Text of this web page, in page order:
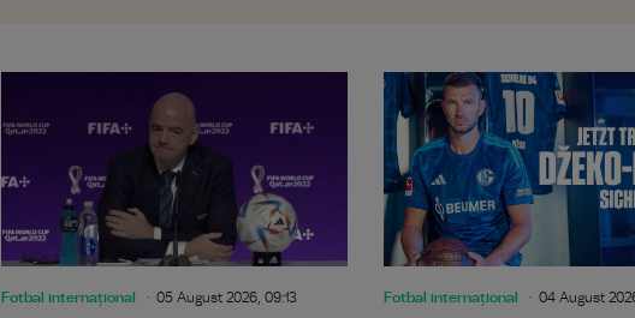
Gianni Infantino rămâne
Fotbal internațional 05 August 2026, 09:13 Fotbal internațional 04 August